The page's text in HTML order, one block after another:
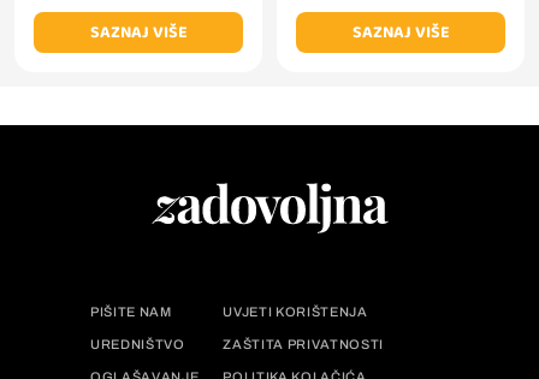
SAZNAJ VIŠE
SAZNAJ VIŠE
PIŠITE NAM UVJETI KORIŠTENJA
UREDNIŠTVO ZAŠTITA PRIVATNOSTI